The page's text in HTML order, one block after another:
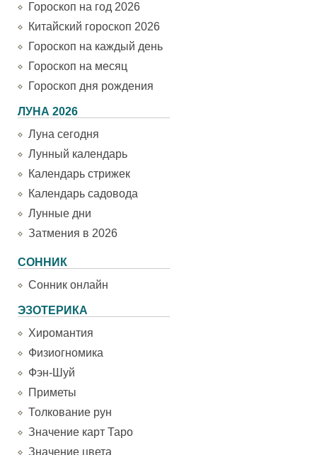
Гороскоп на год 2026
Китайский гороскоп 2026
Гороскоп на каждый день
Гороскоп на месяц
Гороскоп дня рождения
ЛУНА 2026
Луна сегодня
Лунный календарь
Календарь стрижек
Календарь садовода
Лунные дни
Затмения в 2026
СОННИК
Сонник онлайн
ЭЗОТЕРИКА
Хиромантия
Физиогномика
Фэн-Шуй
Приметы
Толкование рун
Значение карт Таро
Значение цвета